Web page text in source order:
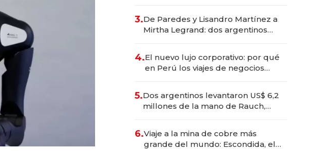
marcas "fast premium"
3.De Paredes y Lisandro Martínez a
Mirtha Legrand: dos argentinos
4.El nuevo lujo corporativo: por qué
en Perú los viajes de negocios
transformadoras
5.Dos argentinos levantaron US$ 6,2
millones de la mano de Rauch,
6.Viaje a la mina de cobre más
grande del mundo: Escondida, el